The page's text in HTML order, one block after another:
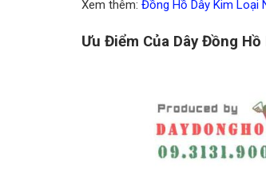
Xem thêm: Đồng Hồ Dây Kim Loại
Ưu Điểm Của Dây Đồng